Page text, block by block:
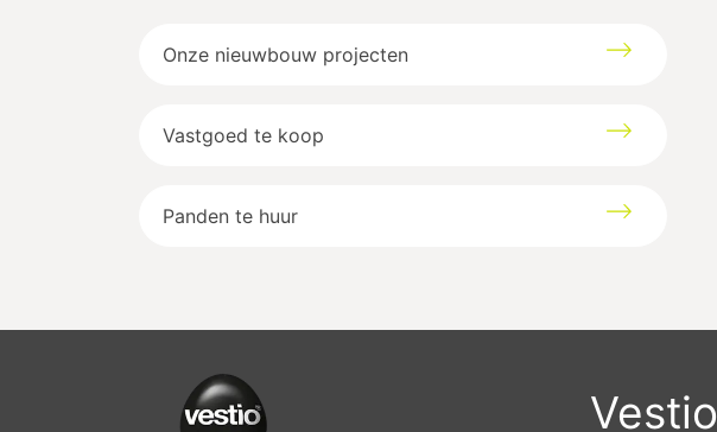
Onze nieuwbouw projecten
Vastgoed te koop
Panden te huur
Vestio